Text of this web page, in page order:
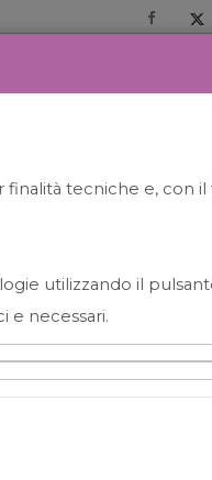
HAPPY HOUR
tecniche e, con
utilizzando il
e necessari.